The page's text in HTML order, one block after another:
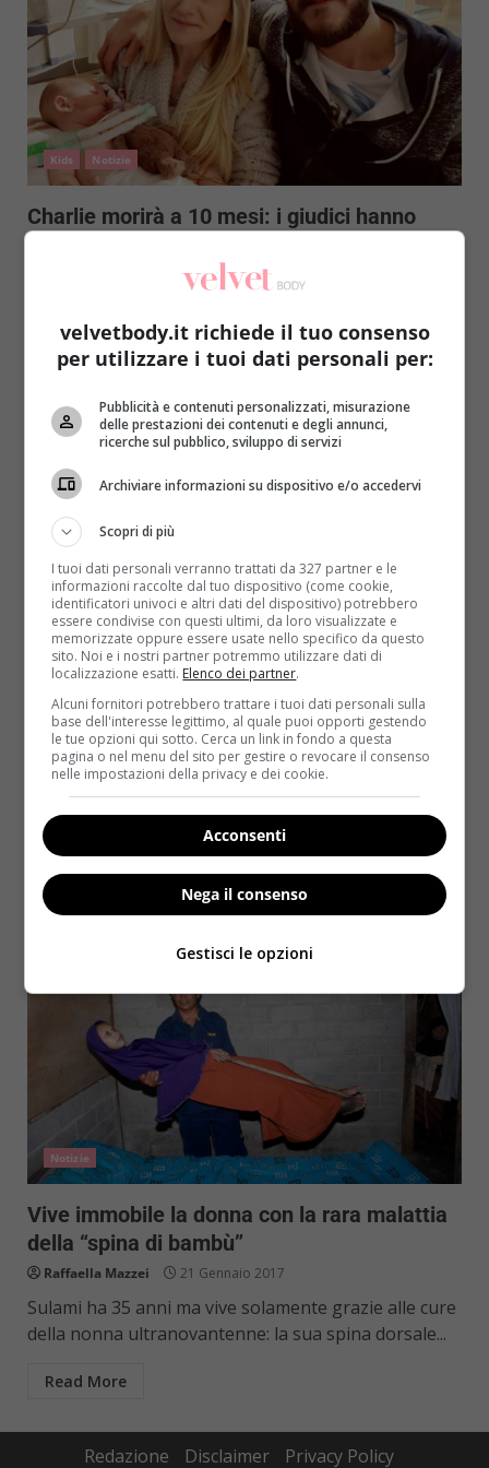
Kids Notizie
Charlie morirà a 10 mesi: i giudici hanno
12 Aprile 2017
medici vogliono staccare la spina ma i genitori...
Kids Notizie
Charlie sta per morire ma i genitori
implorano i medici: “Non ancora”
Redazione 8 Marzo 2017
l’Inghilterra: per i medici non...
Read More
Notizie
Vive immobile la donna con la rara malattia
della “spina di bambù”
Raffaella Mazzei 21 Gennaio 2017
Sulami ha 35 anni ma vive solamente grazie alle cure
della nonna ultranovantenne: la sua spina dorsale...
Read More
Redazione Disclaimer Privacy Policy
velvetbody.it richiede il tuo consenso
per utilizzare i tuoi dati personali per:
Pubblicità e contenuti personalizzati, misurazione
delle prestazioni dei contenuti e degli annunci,
ricerche sul pubblico, sviluppo di servizi
Archiviare informazioni su dispositivo e/o accedervi
Scopri di più
I tuoi dati personali verranno trattati da 327 partner e le
informazioni raccolte dal tuo dispositivo (come cookie,
identificatori univoci e altri dati del dispositivo) potrebbero
essere condivise con questi ultimi, da loro visualizzate e
memorizzate oppure essere usate nello specifico da questo
sito. Noi e i nostri partner potremmo utilizzare dati di
localizzazione esatti. Elenco dei partner.
Alcuni fornitori potrebbero trattare i tuoi dati personali sulla
base dell'interesse legittimo, al quale puoi opporti gestendo
le tue opzioni qui sotto. Cerca un link in fondo a questa
pagina o nel menu del sito per gestire o revocare il consenso
nelle impostazioni della privacy e dei cookie.
Acconsenti
Nega il consenso
Gestisci le opzioni